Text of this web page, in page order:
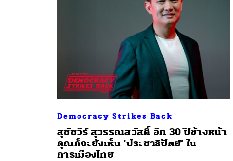
Democracy Strikes Back
สุชัชวีร์ สุวรรณสวัสดิ์ อีก 30 ปีข้างหน้า
คุณก็จะยังเห็น ‘ประชาธิปัตย์’ ใน
การเมืองไทย